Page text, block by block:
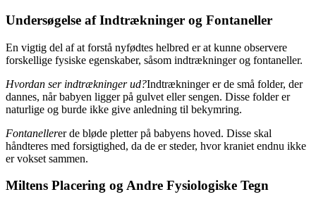
Undersøgelse af Indtrækninger og Fontaneller
En vigtig del af at forstå nyfødtes helbred er at kunne observere
forskellige fysiske egenskaber, såsom indtrækninger og fontaneller.
Hvordan ser indtrækninger ud?Indtrækninger er de små folder, der
dannes, når babyen ligger på gulvet eller sengen. Disse folder er
naturlige og burde ikke give anledning til bekymring.
Fontanellerer de bløde pletter på babyens hoved. Disse skal
håndteres med forsigtighed, da de er steder, hvor kraniet endnu ikke
er vokset sammen.
Miltens Placering og Andre Fysiologiske Tegn